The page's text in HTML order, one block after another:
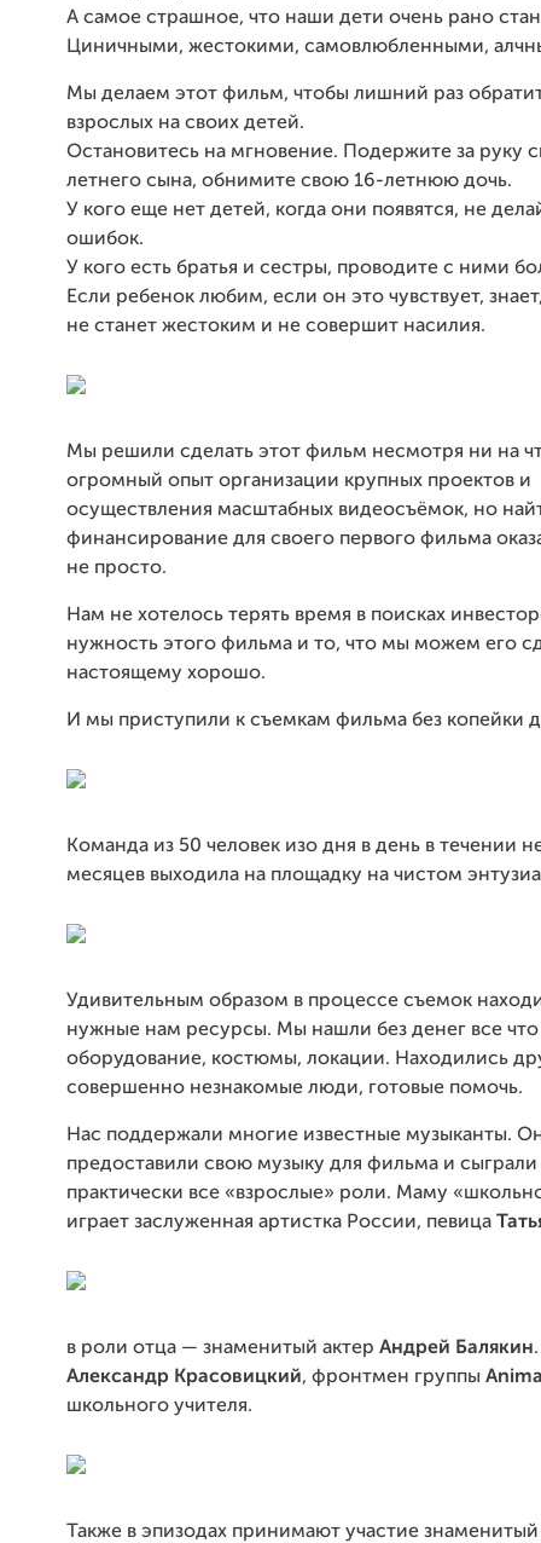
А самое страшное, что наши дети очень рано
Циничными, жестокими, самовлюбленными,
Мы делаем этот фильм, чтобы лишний раз
взрослых на своих детей.
Остановитесь на мгновение. Подержите за руку
летнего сына, обнимите свою 16-летнюю дочь.
У кого еще нет детей, когда они появятся, не
ошибок.
У кого есть братья и сестры, проводите с ними
Если ребенок любим, если он это чувствует,
не станет жестоким и не совершит насилия.
Мы решили сделать этот фильм несмотря ни на
огромный опыт организации крупных проектов и
осуществления масштабных видеосъёмок, но
финансирование для своего первого фильма
не просто.
Нам не хотелось терять время в поисках
нужность этого фильма и то, что мы можем его
настоящему хорошо.
И мы приступили к съемкам фильма без копейки
Команда из 50 человек изо дня в день в течении
месяцев выходила на площадку на чистом
Удивительным образом в процессе съемок
нужные нам ресурсы. Мы нашли без денег все
оборудование, костюмы, локации. Находились
совершенно незнакомые люди, готовые помочь.
Нас поддержали многие известные музыканты.
предоставили свою музыку для фильма и
практически все «взрослые» роли. Маму
играет заслуженная артистка России, певица
в роли отца — знаменитый актер Андрей Балякин.
Александр Красовицкий, фронтмен группы
школьного учителя.
Также в эпизодах принимают участие